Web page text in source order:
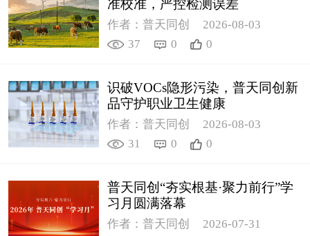
准校准，严控检测误差
作者：普天同创
2026-08-03
37
0 0
识破VOCs隐形污染，普天同创新
品守护职业卫生健康
作者：普天同创
2026-08-03
31
0 0
普天同创“夯实根基·聚力前行”学
习月圆满落幕
作者：普天同创
2026-07-31